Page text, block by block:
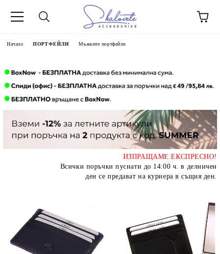
Начало ПОРТФЕЙЛИ Мъжките портфейли
ИЗПРАЩАМЕ ЕКСПРЕСНО!
Всички поръчки пуснати до 14:00 ч. в делничен
ден се предават на куриера в същия ден.